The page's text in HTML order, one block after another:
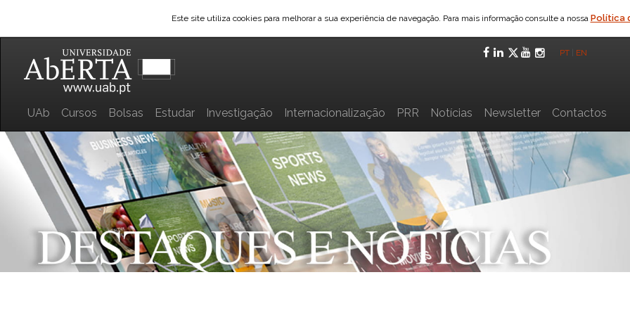
Este site utiliza cookies para melhorar a sua experiência de navegação. Para mais informação consulte a nossa Política
Facebook
LinkedIn
Twitter
YouTube
PT EN
UAb Cursos Bolsas Estudar Investigação Internacionalização PRR Notícias Newsletter Contactos